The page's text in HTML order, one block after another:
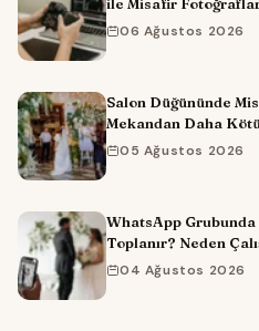
ile Misafir
06 Ağustos 2026
Salon Düğününde
Mekandan Daha
05 Ağustos 2026
WhatsApp Grubunda
Toplanır? Neden
04 Ağustos 2026